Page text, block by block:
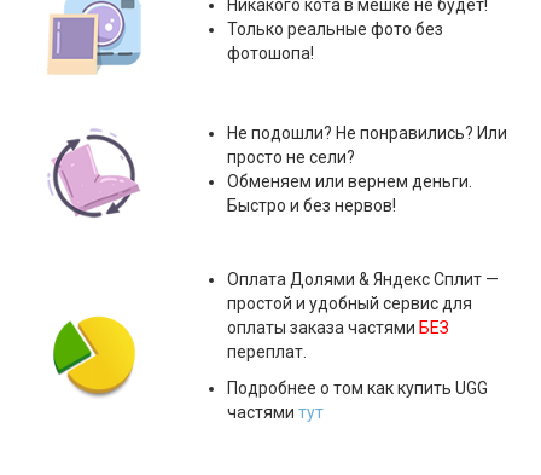
Никакого кота в мешке не будет!
Только реальные фото без
фотошопа!
Не подошли? Не понравились? Или
просто не сели?
Обменяем или вернем деньги.
Быстро и без нервов!
ОплатаДолями & Яндекс Сплит —
простой и удобный сервис для
оплаты заказа частями БЕЗ
переплат.
Подробнее о том как купить UGG
частями тут